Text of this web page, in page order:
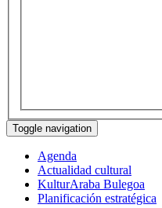
Toggle navigation
Agenda
Actualidad cultural
KulturAraba Bulegoa
Planificación estratégica